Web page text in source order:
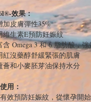
效果：
加皮膚彈性35%
維生素E預防妊娠紋
含 Omega 3 和 6 脂肪酸，
紅沒藥醇舒緩緊張的肌膚
薈和小麥胚芽油保持水分
用：
效預防妊娠紋，從懷孕開